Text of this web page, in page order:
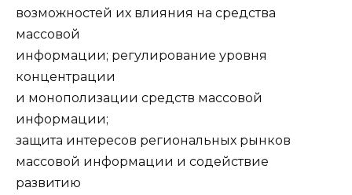
возможностей их влияния на средства
массовой
информации; регулирование уровня
концентрации
и монополизации средств массовой
информации;
защита интересов региональных рынков
массовой информации и содействие
развитию